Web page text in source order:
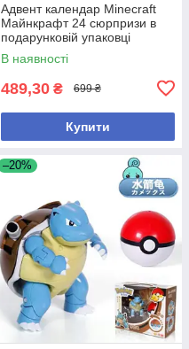
Адвент календар Minecraft
Майнкрафт 24 сюрпризи в
подарунковій упаковці
В наявності
489,30 ₴ 699 ₴
Купити
–20%